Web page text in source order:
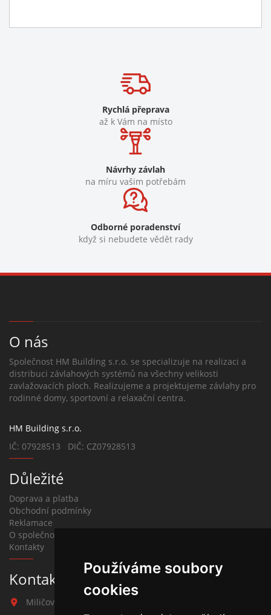
Používáme soubory
cookies
Rychlá přeprava
až k Vám na místo
Návrhy závlah
na míru vašim potřebám
Odborné poradenství
když si nebudete vědět rady
O nás
Společnost HM Building s.r.o. se specializuje na realizaci a
distribuci závlahových systémů na všechny velikosti
zavlažovacích ploch. Realizujeme a projektujeme závlahy pro
rodinné domy, sportovní a relaxační centra.
HM Building s.r.o.
IČ: 07928513 DIČ: CZ07928513
Důležité
Doprava a platba
Obchodní podmínky
Reklamace
O společnosti
Kontakty
Kontakt na závlahy
Miličova 541